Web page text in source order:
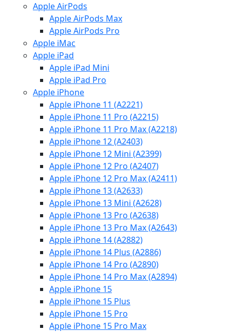
Apple AirPods
Apple AirPods Max
Apple AirPods Pro
Apple iMac
Apple iPad
Apple iPad Mini
Apple iPad Pro
Apple iPhone
Apple iPhone 11 (A2221)
Apple iPhone 11 Pro (A2215)
Apple iPhone 11 Pro Max (A2218)
Apple iPhone 12 (A2403)
Apple iPhone 12 Mini (A2399)
Apple iPhone 12 Pro (A2407)
Apple iPhone 12 Pro Max (A2411)
Apple iPhone 13 (A2633)
Apple iPhone 13 Mini (A2628)
Apple iPhone 13 Pro (A2638)
Apple iPhone 13 Pro Max (A2643)
Apple iPhone 14 (A2882)
Apple iPhone 14 Plus (A2886)
Apple iPhone 14 Pro (A2890)
Apple iPhone 14 Pro Max (A2894)
Apple iPhone 15
Apple iPhone 15 Plus
Apple iPhone 15 Pro
Apple iPhone 15 Pro Max